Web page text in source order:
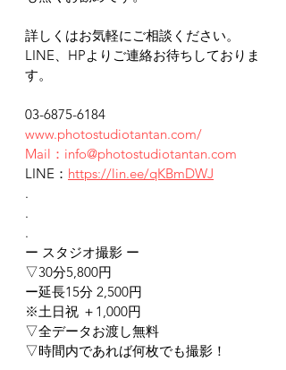
詳しくはお気軽にご相談ください。
LINE、HPよりご連絡お待ちしておりま
す。
03-6875-6184
www.photostudiotantan.com/
Mail：info@photostudiotantan.com
LINE： https://lin.ee/qKBmDWJ
.
.
.
ー スタジオ撮影 ー
▽30分5,800円
ー延長15分 2,500円
※土日祝 ＋1,000円
▽全データお渡し無料
▽時間内であれば何枚でも撮影！